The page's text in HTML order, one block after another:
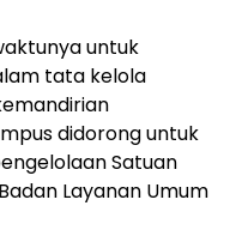
untuk
tata kelola
didorong untuk
Satuan
Layanan Umum